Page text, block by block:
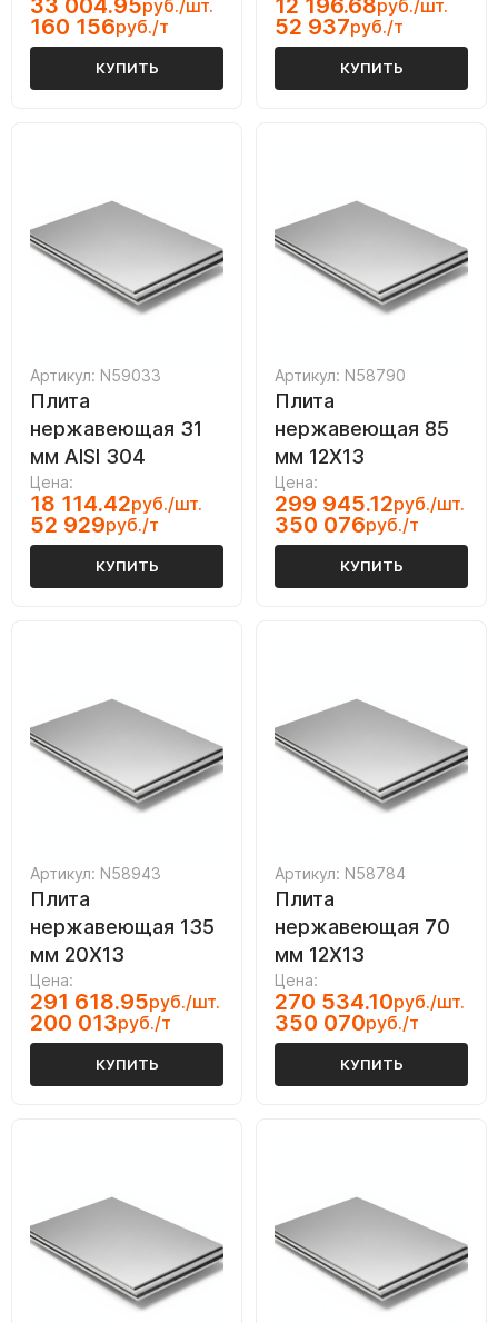
33 004.95руб./шт.
160 156руб./т
КУПИТЬ
12 196.68руб./шт.
52 937руб./т
КУПИТЬ
Артикул: N59033
Плита
нержавеющая 31
мм AISI 304
Цена:
18 114.42руб./шт.
52 929руб./т
КУПИТЬ
Артикул: N58790
Плита
нержавеющая 85
мм 12Х13
Цена:
299 945.12руб./шт.
350 076руб./т
КУПИТЬ
Артикул: N58943
Плита
нержавеющая 135
мм 20Х13
Цена:
291 618.95руб./шт.
200 013руб./т
КУПИТЬ
Артикул: N58784
Плита
нержавеющая 70
мм 12Х13
Цена:
270 534.10руб./шт.
350 070руб./т
КУПИТЬ